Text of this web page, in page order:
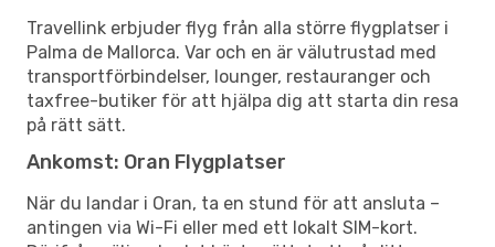
Travellink erbjuder flyg från alla större flygplatser i
Palma de Mallorca. Var och en är välutrustad med
transportförbindelser, lounger, restauranger och
taxfree-butiker för att hjälpa dig att starta din resa
på rätt sätt.
Ankomst: Oran Flygplatser
När du landar i Oran, ta en stund för att ansluta –
antingen via Wi-Fi eller med ett lokalt SIM-kort.